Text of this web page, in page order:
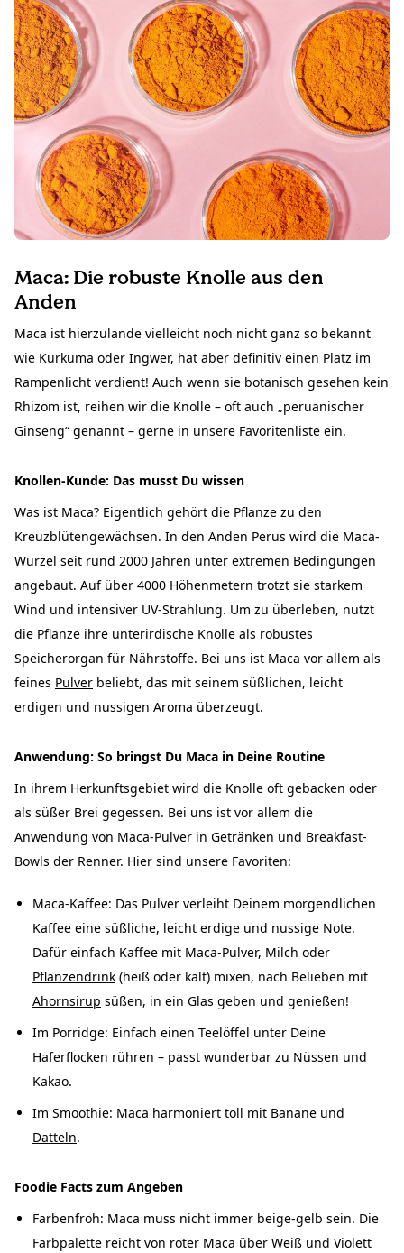
Maca: Die robuste Knolle aus den
Anden
Maca ist hierzulande vielleicht noch nicht ganz so bekannt
wie Kurkuma oder Ingwer, hat aber definitiv einen Platz im
Rampenlicht verdient! Auch wenn sie botanisch gesehen kein
Rhizom ist, reihen wir die Knolle – oft auch „peruanischer
Ginseng“ genannt – gerne in unsere Favoritenliste ein.
Knollen-Kunde: Das musst Du wissen
Was ist Maca? Eigentlich gehört die Pflanze zu den
Kreuzblütengewächsen. In den Anden Perus wird die Maca-
Wurzel seit rund 2000 Jahren unter extremen Bedingungen
angebaut. Auf über 4000 Höhenmetern trotzt sie starkem
Wind und intensiver UV-Strahlung. Um zu überleben, nutzt
die Pflanze ihre unterirdische Knolle als robustes
Speicherorgan für Nährstoffe. Bei uns ist Maca vor allem als
feines Pulver beliebt, das mit seinem süßlichen, leicht
erdigen und nussigen Aroma überzeugt.
Anwendung: So bringst Du Maca in Deine Routine
In ihrem Herkunftsgebiet wird die Knolle oft gebacken oder
als süßer Brei gegessen. Bei uns ist vor allem die
Anwendung von Maca-Pulver in Getränken und Breakfast-
Bowls der Renner. Hier sind unsere Favoriten:
Maca-Kaffee: Das Pulver verleiht Deinem morgendlichen
Kaffee eine süßliche, leicht erdige und nussige Note.
Dafür einfach Kaffee mit Maca-Pulver, Milch oder
Pflanzendrink (heiß oder kalt) mixen, nach Belieben mit
Ahornsirup süßen, in ein Glas geben und genießen!
Im Porridge: Einfach einen Teelöffel unter Deine
Haferflocken rühren – passt wunderbar zu Nüssen und
Kakao.
Im Smoothie: Maca harmoniert toll mit Banane und
Datteln.
Foodie Facts zum Angeben
Farbenfroh: Maca muss nicht immer beige-gelb sein. Die
Farbpalette reicht von roter Maca über Weiß und Violett